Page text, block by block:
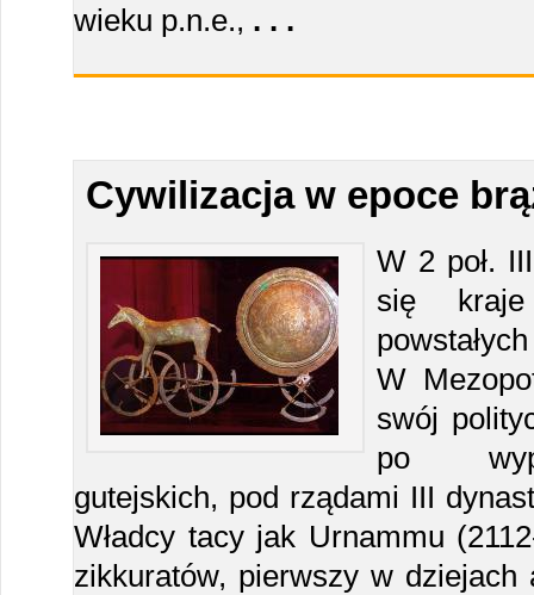
wieku p.n.e., . . .
Cywilizacja w epoce
W 2 poł.
się kraje
W
swój
po
gutejskich, pod rządami III
Władcy tacy jak Urnammu
zikkuratów, pierwszy w